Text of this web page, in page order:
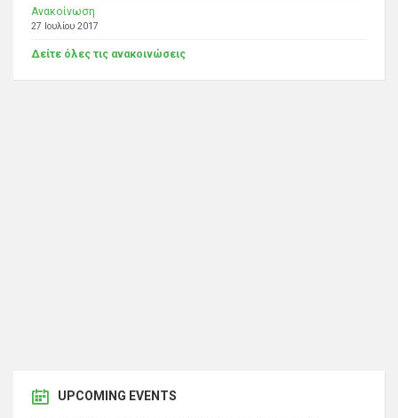
Ανακοίνωση
27 Ιουλίου 2017
Δείτε όλες τις ανακοινώσεις
UPCOMING EVENTS